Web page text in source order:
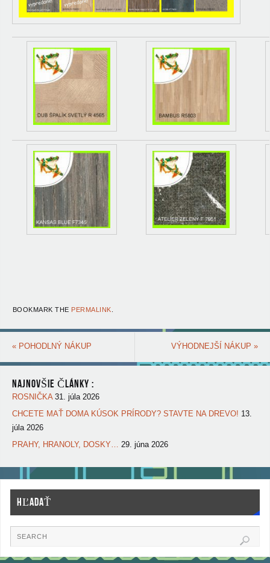
BOOKMARK THE PERMALINK
«POHODLNÝ NÁKUP VÝHODNEJŠÍ NÁKUP»
NAJNOVŠIE ČLÁNKY :
ROSNIČKA 31. júla 2026
CHCETE MAŤ DOMA KÚSOK PRÍRODY? STAVTE NA DREVO! 13.
júla 2026
PRAHY, HRANOLY, DOSKY…
29. júna 2026
HĽADAŤ